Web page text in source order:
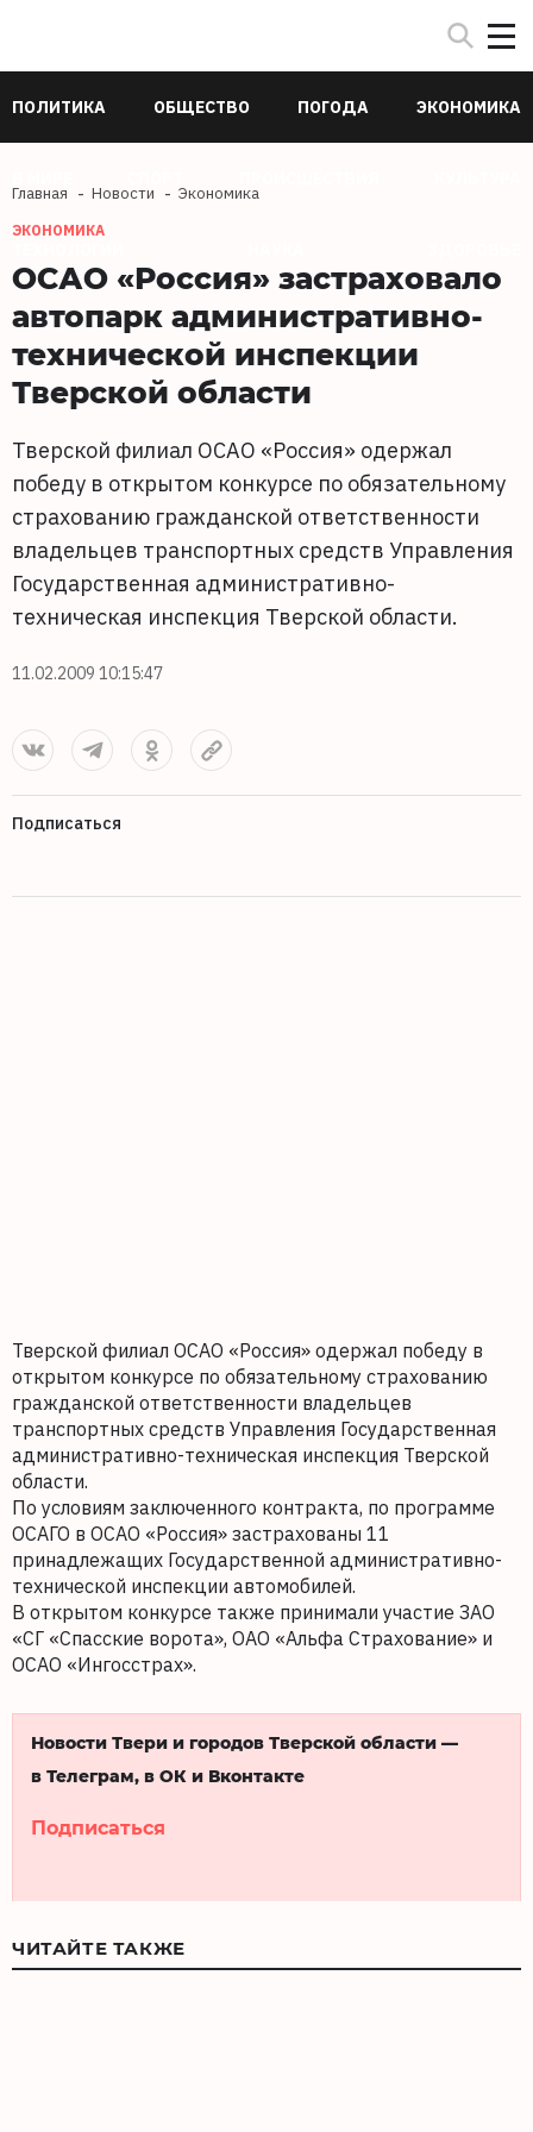
ПОЛИТИКА ОБЩЕСТВО ПОГОДА ЭКОНОМИКА
Главная Новости Экономика
ЭКОНОМИКА
ОСАО «Россия» застраховало
автопарк административно-
технической инспекции
Тверской области
Тверской филиал ОСАО «Россия» одержал
победу в открытом конкурсе по обязательному
страхованию гражданской ответственности
владельцев транспортных средств Управления
Государственная административно-
техническая инспекция Тверской области.
11.02.2009 10:15:47
Подписаться
Тверской филиал ОСАО «Россия» одержал победу в
открытом конкурсе по обязательному страхованию
гражданской ответственности владельцев
транспортных средств Управления Государственная
административно-техническая инспекция Тверской
области.
По условиям заключенного контракта, по программе
ОСАГО в ОСАО «Россия» застрахованы 11
принадлежащих Государственной административно-
технической инспекции автомобилей.
В открытом конкурсе также принимали участие ЗАО
«СГ «Спасские ворота», ОАО «Альфа Страхование» и
ОСАО «Ингосстрах».
Новости Твери и городов Тверской области —
в Телеграм, в ОК и Вконтакте
Подписаться
ЧИТАЙТЕ ТАКЖЕ